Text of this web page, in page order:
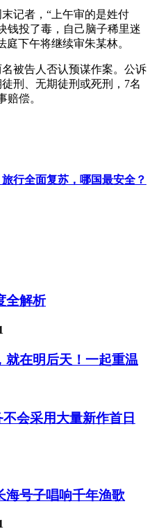
记者，“上午审的是姓付
钱投了毒，自己脑子稀里迷
下午将继续审朱某林。
被告人否认预谋作案。公诉
刑、无期徒刑或死刑，7名
赔偿。
行全面复苏，哪国最安全？
全解析
就在明后天！一起重温
会采用大量新作首日
海号子唱响千年渔歌